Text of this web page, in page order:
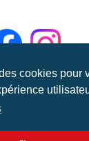
cookies pour
marque
video